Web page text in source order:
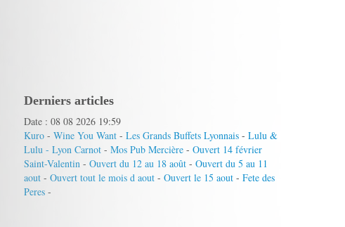
Derniers articles
Date : 08 08 2026 19:59
Kuro - Wine You Want - Les Grands Buffets Lyonnais - Lulu &
Lulu - Lyon Carnot - Mos Pub Mercière - Ouvert 14 février
Saint-Valentin - Ouvert du 12 au 18 août - Ouvert du 5 au 11
aout - Ouvert tout le mois d aout - Ouvert le 15 aout - Fete des
Peres -